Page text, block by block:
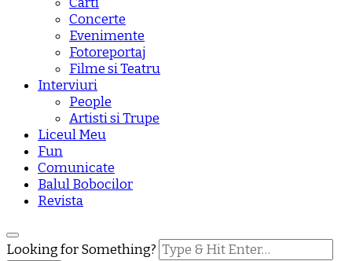
Concerte
Evenimente
Fotoreportaj
Filme si Teatru
Interviuri
People
Artisti si Trupe
Liceul Meu
Fun
Comunicate
Balul Bobocilor
Revista
Looking for Something?